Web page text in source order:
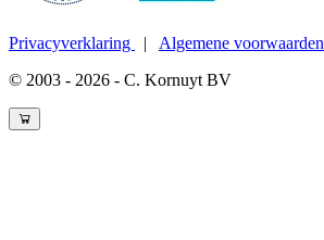
Privacyverklaring | Algemene voorwaarden
© 2003 - 2026 - C. Kornuyt BV